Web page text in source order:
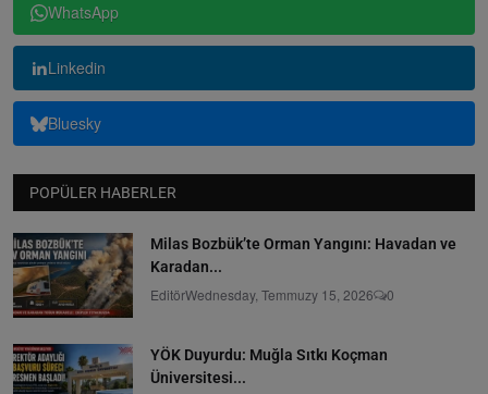
WhatsApp
Linkedin
Bluesky
POPÜLER HABERLER
Milas Bozbük’te Orman Yangını: Havadan ve
Karadan...
EditörWednesday, Temmuzy 15, 2026 0
YÖK Duyurdu: Muğla Sıtkı Koçman
Üniversitesi...